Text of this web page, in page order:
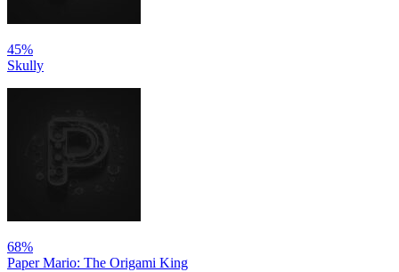
45%
Skully
68%
Paper Mario: The Origami King